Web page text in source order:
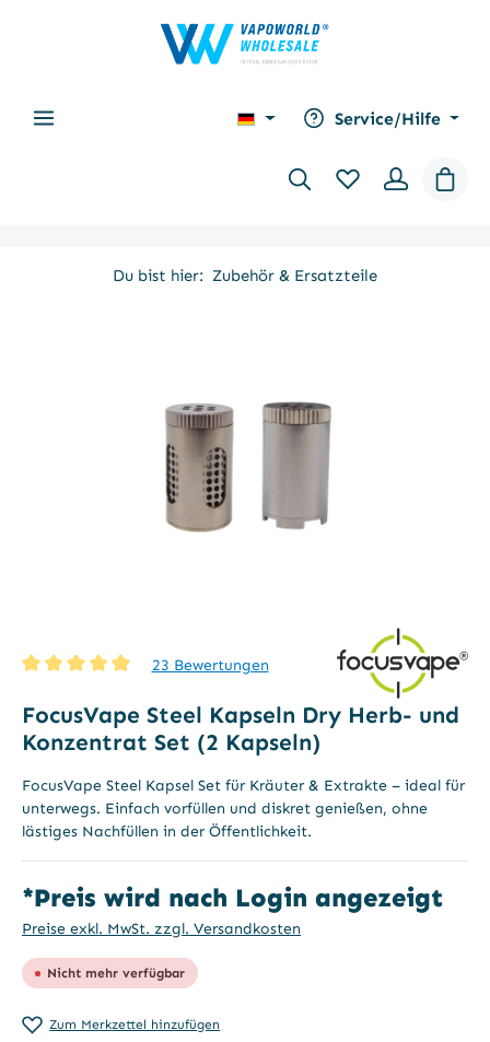
Service/Hilfe
Du bist hier: Zubehör & Ersatzteile
Durchschnittliche Bewertung von 4.9 von 5 Sternen
23 Bewertungen
FocusVape Steel Kapseln Dry Herb- und
Konzentrat Set (2 Kapseln)
FocusVape Steel Kapsel Set für Kräuter & Extrakte – ideal für
unterwegs. Einfach vorfüllen und diskret genießen, ohne
lästiges Nachfüllen in der Öffentlichkeit.
*Preis wird nach Login angezeigt
Preise exkl. MwSt. zzgl. Versandkosten
Nicht mehr verfügbar
Zum Merkzettel hinzufügen